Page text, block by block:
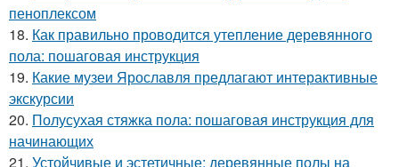
пеноплексом
18. Как правильно проводится утепление деревянного
пола: пошаговая инструкция
19. Какие музеи Ярославля предлагают интерактивные
экскурсии
20. Полусухая стяжка пола: пошаговая инструкция для
начинающих
21. Устойчивые и эстетичные: деревянные полы на